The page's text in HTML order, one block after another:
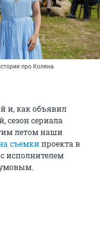
про Коляна
и, как объявил
сезон сериала
летом наши
съемкипроекта в
исполнителем